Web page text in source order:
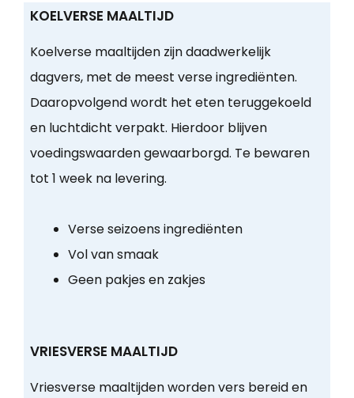
KOELVERSE MAALTIJD
Koelverse maaltijden zijn daadwerkelijk
dagvers, met de meest verse ingrediënten.
Daaropvolgend wordt het eten teruggekoeld
en luchtdicht verpakt. Hierdoor blijven
voedingswaarden gewaarborgd. Te bewaren
tot 1 week na levering.
Verse seizoens ingrediënten
Vol van smaak
Geen pakjes en zakjes
VRIESVERSE MAALTIJD
Vriesverse maaltijden worden vers bereid en